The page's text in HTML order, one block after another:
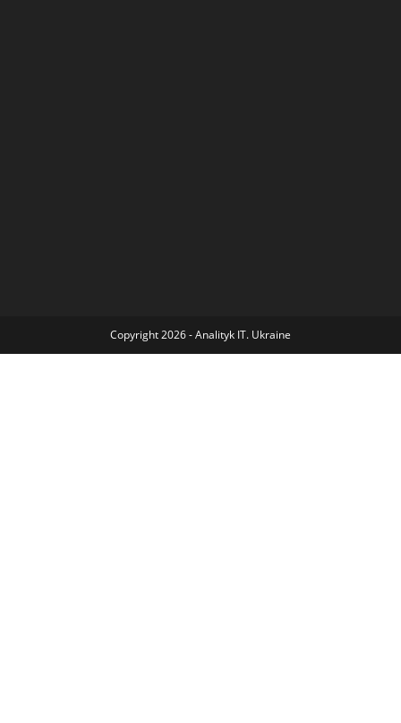
Copyright 2026 - Analityk IT. Ukraine